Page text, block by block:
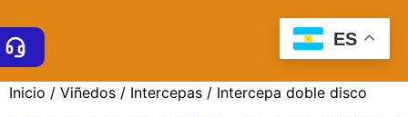
Inicio / Viñedos / Intercepas / Intercepa doble disco
ES